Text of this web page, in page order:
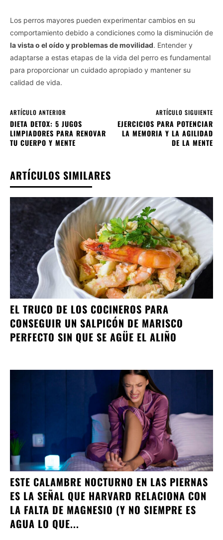
Los perros mayores pueden experimentar cambios en su
comportamiento debido a condiciones como la disminución de
la vista o el oído y problemas de movilidad. Entender y
adaptarse a estas etapas de la vida del perro es fundamental
para proporcionar un cuidado apropiado y mantener su
calidad de vida.
ARTÍCULO ANTERIOR
DIETA DETOX: 5 JUGOS
LIMPIADORES PARA RENOVAR
TU CUERPO Y MENTE
ARTÍCULO SIGUIENTE
EJERCICIOS PARA POTENCIAR
LA MEMORIA Y LA AGILIDAD
DE LA MENTE
ARTÍCULOS SIMILARES
EL TRUCO DE LOS COCINEROS PARA
CONSEGUIR UN SALPICÓN DE MARISCO
PERFECTO SIN QUE SE AGÜE EL ALIÑO
ESTE CALAMBRE NOCTURNO EN LAS PIERNAS
ES LA SEÑAL QUE HARVARD RELACIONA CON
LA FALTA DE MAGNESIO (Y NO SIEMPRE ES
AGUA LO QUE...